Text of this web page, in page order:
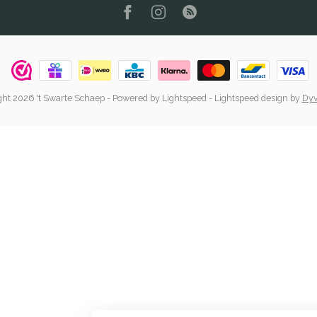
2026 't Swarte Schaep- Powered by Lightspeed - Lightspeed design by